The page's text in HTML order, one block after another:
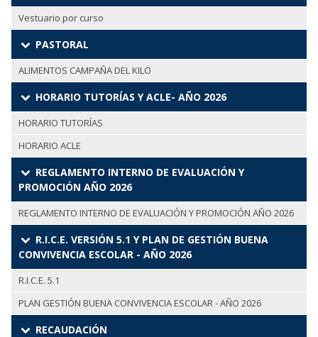
Vestuario por curso
PASTORAL
ALIMENTOS CAMPAÑA DEL KILO
HORARIO TUTORÍAS Y ACLE- AÑO 2026
HORARIO TUTORÍAS
HORARIO ACLE
REGLAMENTO INTERNO DE EVALUACIÓN Y
PROMOCIÓN AÑO 2026
REGLAMENTO INTERNO DE EVALUACIÓN Y PROMOCIÓN AÑO 2026
R.I.C.E. VERSIÓN 5.1 Y PLAN DE GESTIÓN BUENA
CONVIVENCIA ESCOLAR - AÑO 2026
R.I.C.E. 5.1
PLAN GESTIÓN BUENA CONVIVENCIA ESCOLAR - AÑO 2026
RECAUDACIÓN